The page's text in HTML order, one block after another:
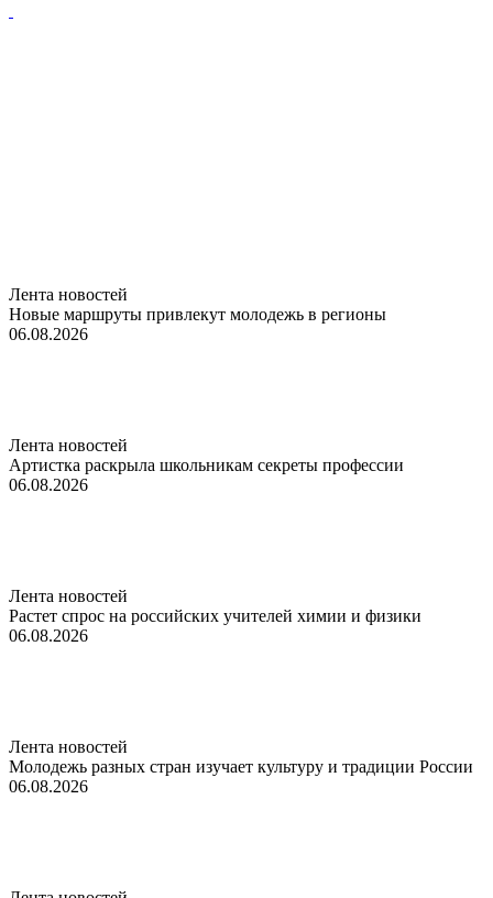
Лента новостей
Новые маршруты привлекут молодежь в регионы
06.08.2026
Лента новостей
Артистка раскрыла школьникам секреты профессии
06.08.2026
Лента новостей
Растет спрос на российских учителей химии и физики
06.08.2026
Лента новостей
Молодежь разных стран изучает культуру и традиции России
06.08.2026